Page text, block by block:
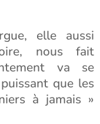
elle aussi
nous fait
va se
que les
à jamais »